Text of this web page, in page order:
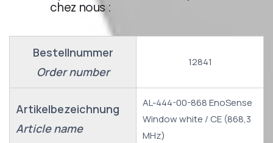
chez nous :
Bestellnummer
Order number
12841
Artikelbezeichnung
Article name
AL-444-00-868 EnoSense
Window white / CE (868,3
MHz)